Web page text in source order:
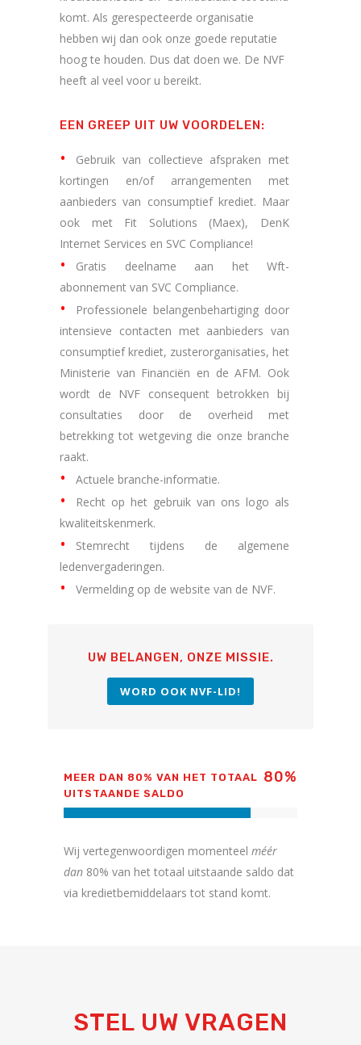
komt. Als gerespecteerde organisatie
hebben wij dan ook onze goede reputatie
hoog te houden. Dus dat doen we. De NVF
heeft al veel voor u bereikt.
EEN GREEP UIT UW VOORDELEN:
Gebruik van collectieve afspraken met
kortingen en/of arrangementen met
aanbieders van consumptief krediet. Maar
ook met Fit Solutions (Maex), DenK
Internet Services en SVC Compliance!
Gratis deelname aan het Wft-
abonnement van SVC Compliance.
Professionele belangenbehartiging door
intensieve contacten met aanbieders van
consumptief krediet, zusterorganisaties, het
Ministerie van Financiën en de AFM. Ook
wordt de NVF consequent betrokken bij
consultaties door de overheid met
betrekking tot wetgeving die onze branche
raakt.
Actuele branche-informatie.
Recht op het gebruik van ons logo als
kwaliteitskenmerk.
Stemrecht tijdens de algemene
ledenvergaderingen.
Vermelding op de website van de NVF.
UW BELANGEN, ONZE MISSIE.
WORD OOK NVF-LID!
MEER DAN 80% VAN HET TOTAAL
UITSTAANDE SALDO
80%
Wij vertegenwoordigen momenteel méér
dan 80% van het totaal uitstaande saldo dat
via kredietbemiddelaars tot stand komt.
STEL UW VRAGEN